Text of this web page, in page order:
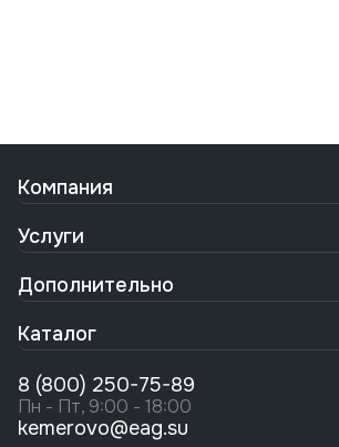
Компания
Услуги
Дополнительно
Каталог
8 (800) 250-75-89
Пн - Пт, 9:00 - 18:00
kemerovo@eag.su